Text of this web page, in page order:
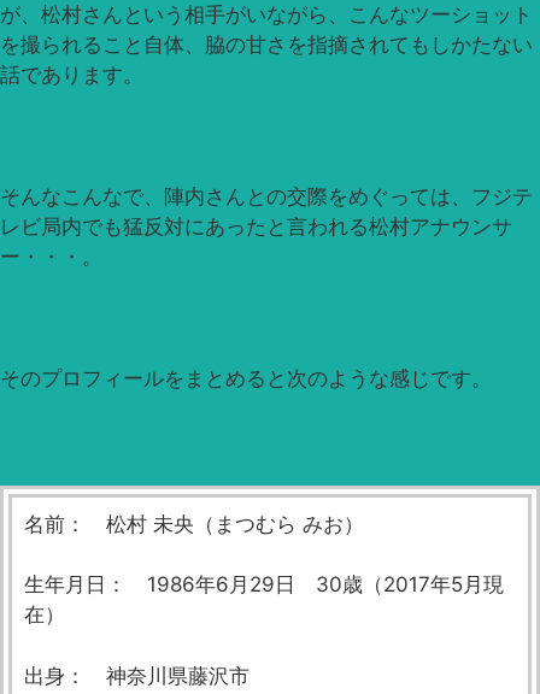
が、松村さんという相手がいながら、こんなツーショット
を撮られること自体、脇の甘さを指摘されてもしかたない
話であります。
そんなこんなで、陣内さんとの交際をめぐっては、フジテ
レビ局内でも猛反対にあったと言われる松村アナウンサ
ー・・・。
そのプロフィールをまとめると次のような感じです。
名前： 松村 未央（まつむら みお）
生年月日： 1986年6月29日 30歳（2017年5月現
在）
出身： 神奈川県藤沢市